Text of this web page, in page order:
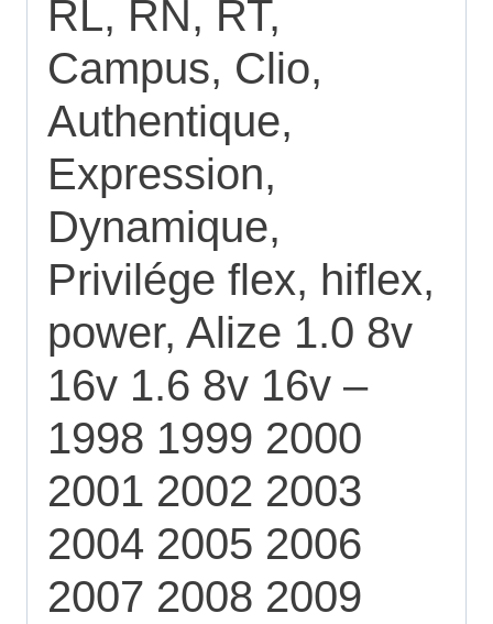
RL, RN, RT,
Campus, Clio,
Authentique,
Expression,
Dynamique,
Privilége flex, hiflex,
power, Alize 1.0 8v
16v 1.6 8v 16v –
1998 1999 2000
2001 2002 2003
2004 2005 2006
2007 2008 2009